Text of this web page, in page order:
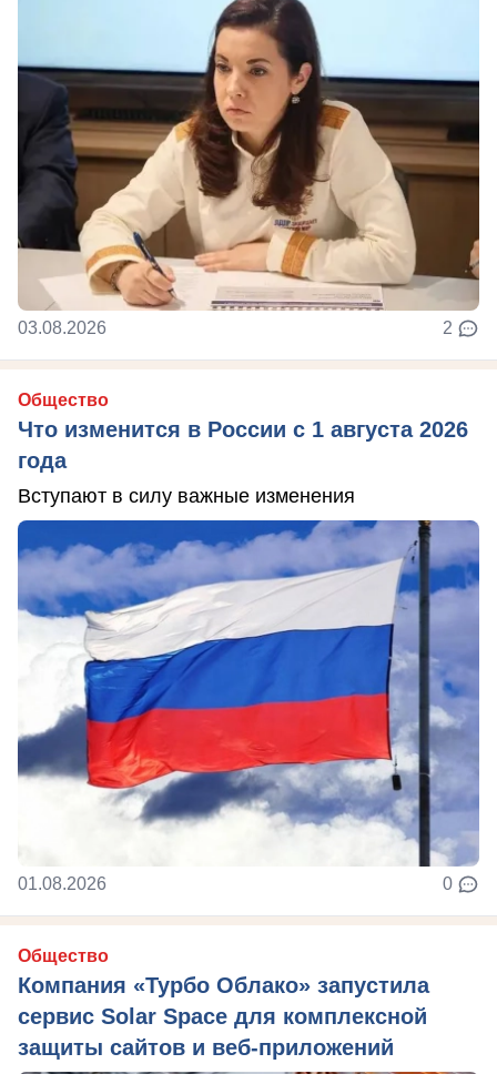
03.08.2026 2
Общество
Что изменится в России с 1 августа 2026
года
Вступают в силу важные изменения
01.08.2026 0
Общество
Компания «Турбо Облако» запустила
сервис Solar Space для комплексной
защиты сайтов и веб-приложений